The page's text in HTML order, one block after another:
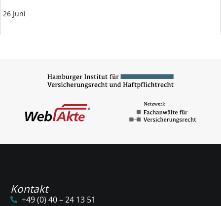
26 Juni
Kontakt
+49 (0) 40 – 24 13 51